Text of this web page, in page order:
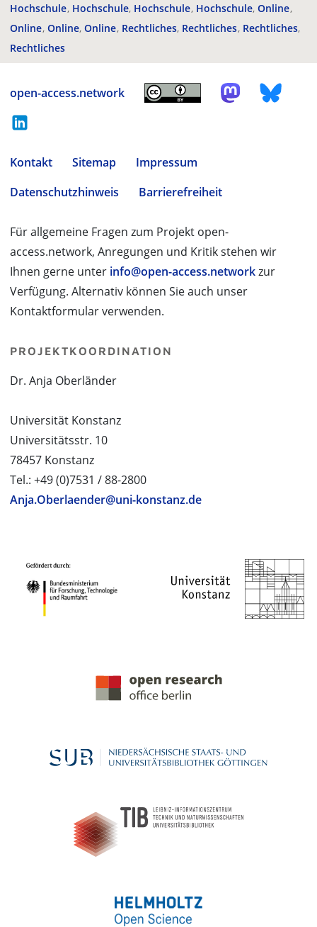
Hochschule Hochschule Hochschule Hochschule Online
Online Online Online Rechtliches Rechtliches Rechtliches
Rechtliches
open-access.network
Kontakt Sitemap
Impressum
Datenschutzhinweis
Barrierefreiheit
Für allgemeine Fragen zum Projekt open-
access.network, Anregungen und Kritik stehen wir
Ihnen gerne unter info@open-access.networkzur
Verfügung. Alternativ können Sie auch unser
Kontaktformular verwenden.
PROJEKTKOORDINATION
Dr. Anja Oberländer
Universität Konstanz
Universitätsstr. 10
78457 Konstanz
Tel.: +49 (0)7531 / 88-2800
Anja.Oberlaender@uni-konstanz.de